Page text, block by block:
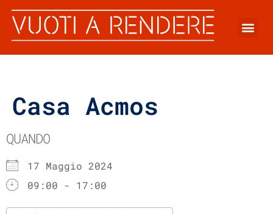
Casa Acmos
QUANDO
17 Maggio 2024
09:00 - 17:00